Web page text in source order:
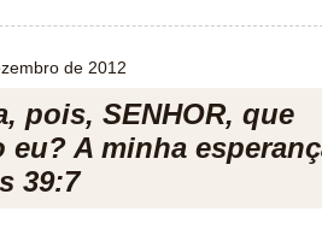
de 2012
pois, SENHOR, que
eu? A minha
39:7